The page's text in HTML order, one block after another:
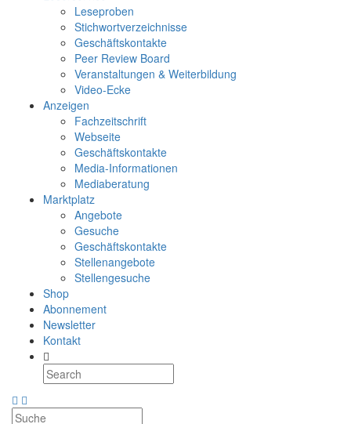
Leseproben
Stichwortverzeichnisse
Geschäftskontakte
Peer Review Board
Veranstaltungen & Weiterbildung
Video-Ecke
Anzeigen
Fachzeitschrift
Webseite
Geschäftskontakte
Media-Informationen
Mediaberatung
Marktplatz
Angebote
Gesuche
Geschäftskontakte
Stellenangebote
Stellengesuche
Shop
Abonnement
Newsletter
Kontakt